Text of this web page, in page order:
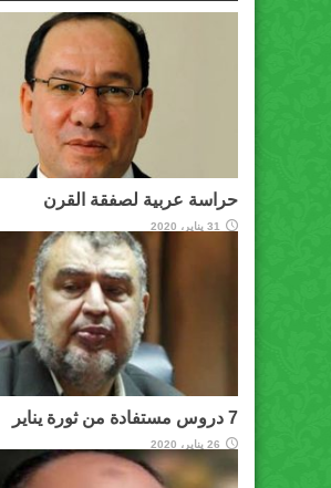
حراسة عربية لصفقة القرن
31 يناير، 2020
7 دروس مستفادة من ثورة يناير
26 يناير، 2020